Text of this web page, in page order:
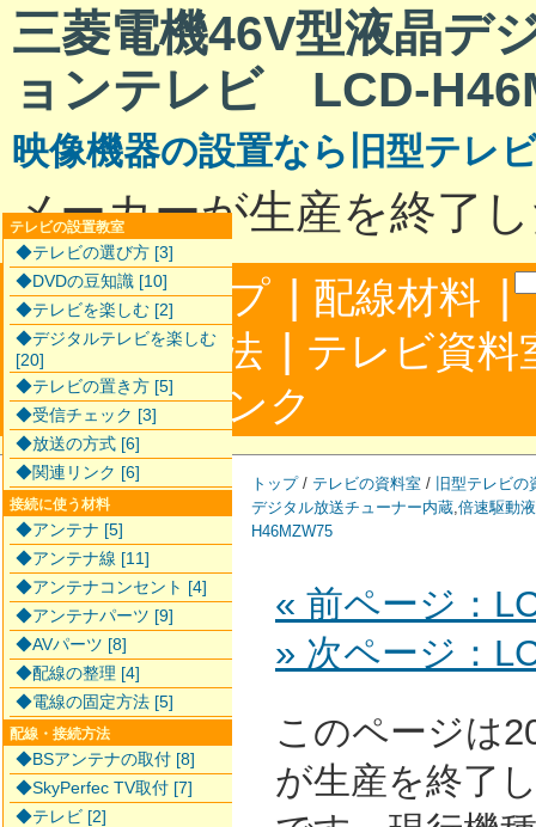
三菱電機46V型液晶デ
ョンテレビ LCD-
映像機器の設置なら旧型テレ
メーカーが生産を終了
サイトマップ | 配線材料 |
配線接続方法 | テレビ資料
合わせ|リンク
トップ/ テレビの資料室 / 旧型テレビの
デジタル放送チューナー内蔵,倍速駆動
H46MZW75
« 前ページ：
» 次ページ：
このページは
が生産を終了
テレビの設置教室
◆テレビの選び方 [3]
◆DVDの豆知識 [10]
◆テレビを楽しむ [2]
◆デジタルテレビを楽しむ
[20]
◆テレビの置き方 [5]
◆受信チェック [3]
◆放送の方式 [6]
◆関連リンク [6]
接続に使う材料
◆アンテナ [5]
◆アンテナ線 [11]
◆アンテナコンセント [4]
◆アンテナパーツ [9]
◆AVパーツ [8]
◆配線の整理 [4]
◆電線の固定方法 [5]
配線・接続方法
◆BSアンテナの取付 [8]
◆SkyPerfec TV取付 [7]
◆テレビ [2]